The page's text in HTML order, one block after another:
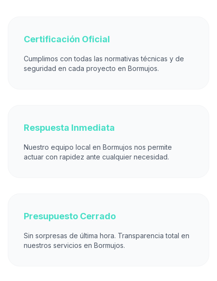
Certificación Oficial
Cumplimos con todas las normativas técnicas y de
seguridad en cada proyecto en Bormujos.
Respuesta Inmediata
Nuestro equipo local en Bormujos nos permite
actuar con rapidez ante cualquier necesidad.
Presupuesto Cerrado
Sin sorpresas de última hora. Transparencia total en
nuestros servicios en Bormujos.